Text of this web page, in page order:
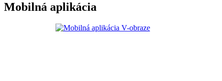
Mobilná aplikácia